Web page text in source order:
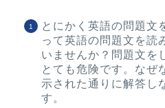
とにかく英語の問題文
って英語の問題文を読
いませんか？問題文を
とても危険です。なぜ
示された通りに解答し
す。